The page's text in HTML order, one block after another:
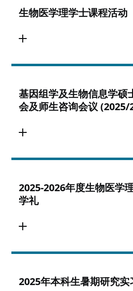
生物医学理学士课程活动
基因组学及生物信息学硕
会及师生咨询会议 (2025/
2025-2026年度生物医学
学礼
2025年本科生暑期研究实